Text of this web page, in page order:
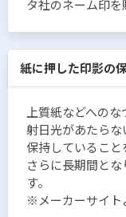
タ社のネーム印を
紙に押した印影の
上質紙などへの
射日光があたら
保持していること
さらに長期間と
す。
※メーカーサイト